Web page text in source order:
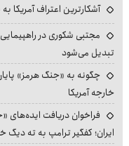
آشکارترین اعتراف آمریکا
مجتبی شکوری در
تبدیل می‌شود
چگونه به «جنگ هرمز»
خارجه آمریکا
فراخوان دریافت ایده‌های
ایران؛ کفگیر ترامپ به ته دیگ